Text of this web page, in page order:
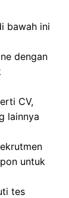
bawah ini
dengan
CV,
lainnya
untuk
tes